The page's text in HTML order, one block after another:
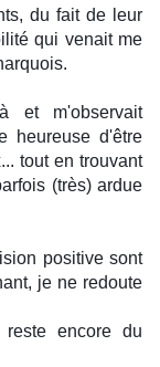
du fait de leur
qui venait me
et m'observait
heureuse d'être
tout en trouvant
(très) ardue
positive sont
je ne redoute
encore du